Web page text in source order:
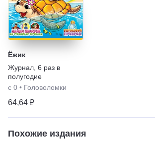
Ёжик
Журнал 6 раз в
полугодие
с 0 • Головоломки
64,64 ₽
Похожие издания